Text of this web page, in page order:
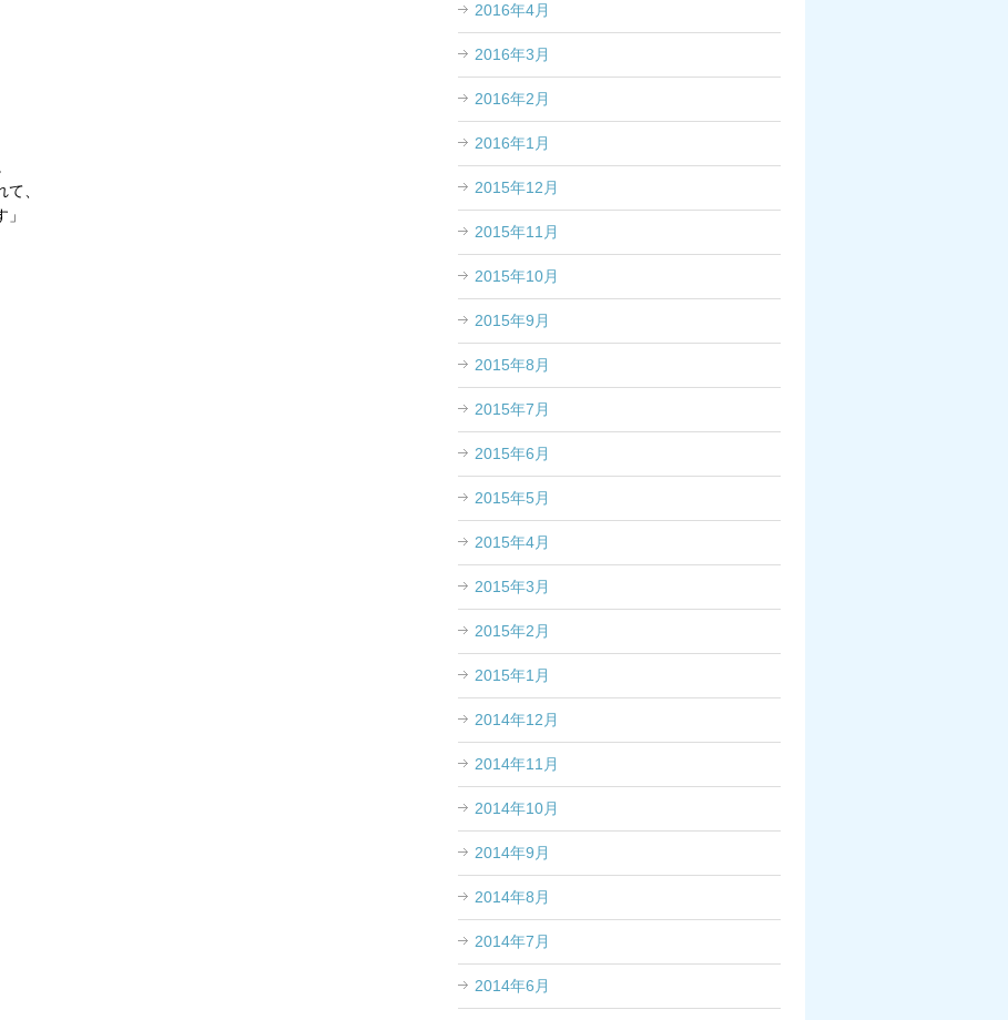
、
2016年4月
2016年3月
2016年2月
2016年1月
2015年12月
2015年11月
2015年10月
2015年9月
2015年8月
2015年7月
2015年6月
2015年5月
2015年4月
2015年3月
2015年2月
2015年1月
2014年12月
2014年11月
2014年10月
2014年9月
2014年8月
2014年7月
2014年6月